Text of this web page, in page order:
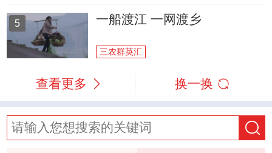
5 一船渡江 一网渡乡
三农群英汇
查看更多 换一换